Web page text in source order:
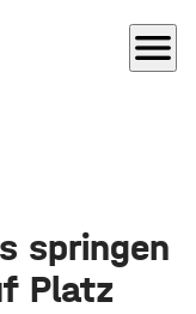
menu
springen
Platz